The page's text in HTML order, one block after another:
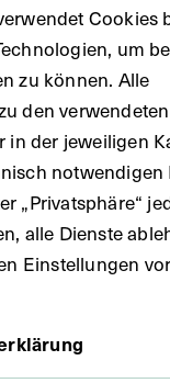
Cookies
um
zu können. Alle
den
in der jeweiligen
notwendigen
„Privatsphäre“
alle Dienste
Einstellungen